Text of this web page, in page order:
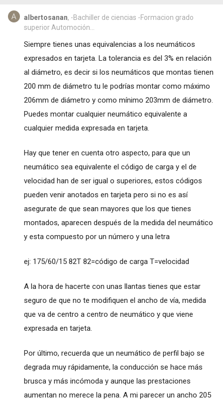
albertosanan, -Bachiller de ciencias -Formacion grado
superior Automoción...
Siempre tienes unas equivalencias a los neumáticos
expresados en tarjeta. La tolerancia es del 3% en relación
al diámetro, es decir si los neumáticos que montas tienen
200 mm de diámetro tu le podrías montar como máximo
206mm de diámetro y como mínimo 203mm de diámetro.
Puedes montar cualquier neumático equivalente a
cualquier medida expresada en tarjeta.
Hay que tener en cuenta otro aspecto, para que un
neumático sea equivalente el código de carga y el de
velocidad han de ser igual o superiores, estos códigos
pueden venir anotados en tarjeta pero si no es así
asegurate de que sean mayores que los que tienes
montados, aparecen después de la medida del neumático
y esta compuesto por un número y una letra
ej: 175/60/15 82T 82=código de carga T=velocidad
A la hora de hacerte con unas llantas tienes que estar
seguro de que no te modifiquen el ancho de vía, medida
que va de centro a centro de neumático y que viene
expresada en tarjeta.
Por último, recuerda que un neumático de perfil bajo se
degrada muy rápidamente, la conducción se hace más
brusca y más incómoda y aunque las prestaciones
aumentan no merece la pena. A mi parecer un ancho 205